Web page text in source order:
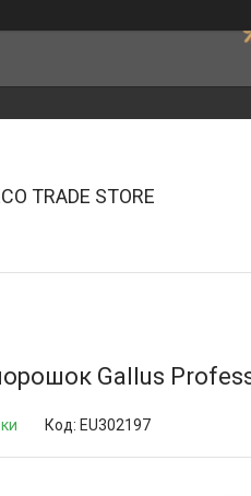
TRADE STORE
Gallus
Код: EU302197